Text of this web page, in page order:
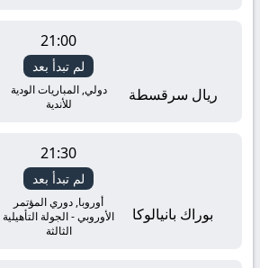
ريال سرقسطة
21:00
لم تبدأ بعد
دولي, المباريات الودية
للأندية
بوراك بانيالوكا
21:30
لم تبدأ بعد
أوروبا, دوري المؤتمر
الأوروبي - الجولة التأهيلية
الثالثة